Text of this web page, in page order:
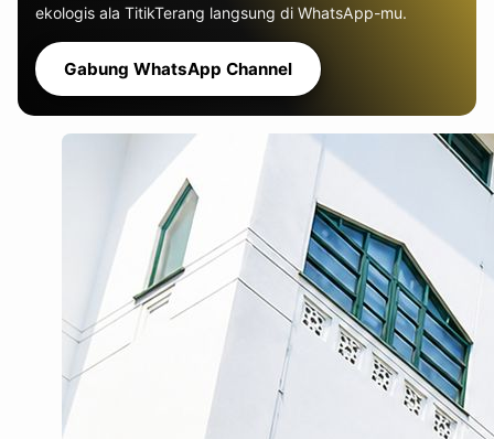
ekologis ala TitikTerang langsung di WhatsApp-mu.
Gabung WhatsApp Channel